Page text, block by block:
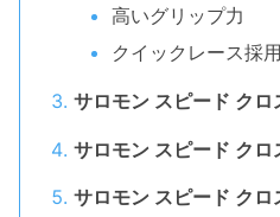
高いグリップ力
クイックレース採用
サロモン スピード ク
サロモン スピード ク
サロモン スピード ク